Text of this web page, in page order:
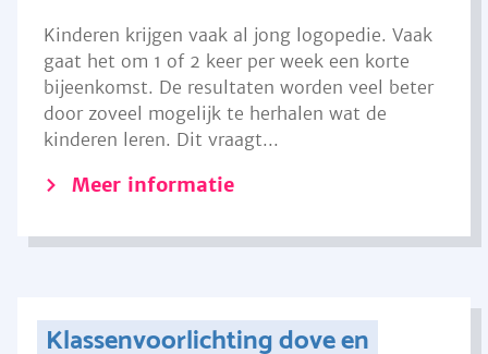
Kinderen krijgen vaak al jong logopedie. Vaak
gaat het om 1 of 2 keer per week een korte
bijeenkomst. De resultaten worden veel beter
door zoveel mogelijk te herhalen wat de
kinderen leren. Dit vraagt...
Meer informatie
Klassenvoorlichting dove en